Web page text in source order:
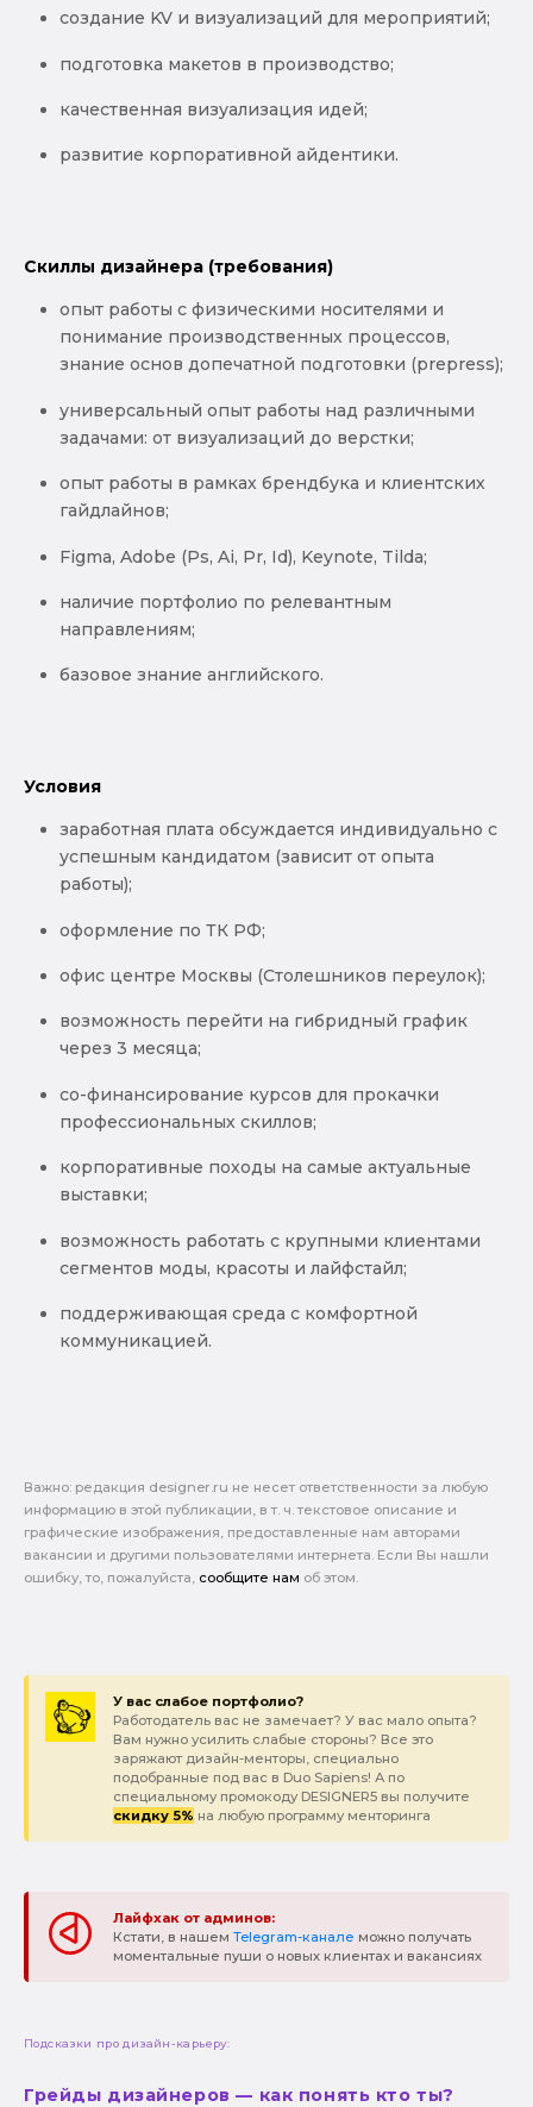
создание KV и визуализаций для мероприятий;
подготовка макетов в производство;
качественная визуализация идей;
развитие корпоративной айдентики.
Скиллы дизайнера (требования)
опыт работы с физическими носителями и
понимание производственных процессов,
знание основ допечатной подготовки (prepress);
универсальный опыт работы над различными
задачами: от визуализаций до верстки;
опыт работы в рамках брендбука и клиентских
гайдлайнов;
Figma, Adobe (Ps, Ai, Pr, Id), Keynote, Tilda;
наличие портфолио по релевантным
направлениям;
базовое знание английского.
Условия
заработная плата обсуждается индивидуально с
успешным кандидатом (зависит от опыта
работы);
оформление по ТК РФ;
офис центре Москвы (Столешников переулок);
возможность перейти на гибридный график
через 3 месяца;
со-финансирование курсов для прокачки
профессиональных скиллов;
корпоративные походы на самые актуальные
выставки;
возможность работать с крупными клиентами
сегментов моды, красоты и лайфстайл;
поддерживающая среда с комфортной
коммуникацией.
Важно: pедакция designer.ru не несет ответственности за любую
информацию в этой публикации, в т. ч. текстовое описание и
графические изображения, предоставленные нам авторами
вакансии и другими пользователями интернета. Если Вы нашли
ошибку, то, пожалуйста, сообщите нам об этом.
У вас слабое портфолио?
Работодатель вас не замечает? У вас мало опыта?
Вам нужно усилить слабые стороны? Все это
заряжают дизайн-менторы, специально
подобранные под вас в Duo Sapiens! А по
специальному промокоду DESIGNER5 вы получите
скидку 5% на любую программу менторинга
Лайфхак от админов:
Кстати, в нашем Telegram-канале можно получать
моментальные пуши о новых клиентах и вакансиях
Подсказки про дизайн-карьеру:
Грейды дизайнеров — как понять кто ты?